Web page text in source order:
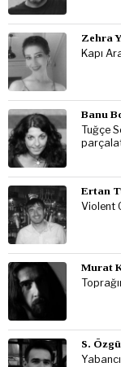
Zehra
Kapı
Banu
Tuğçe
Ertan
Violent
Murat
S.